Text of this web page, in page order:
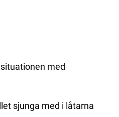
med
sjunga med i låtarna